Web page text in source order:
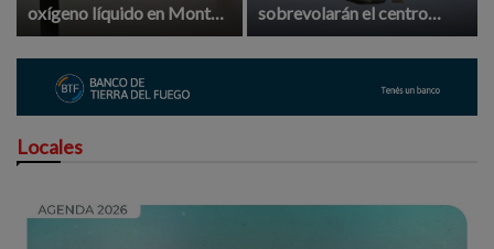
oxígeno líquido en Monte
Castro: evacuación y corte
de tránsito
sobrevolarán el centro
porteño y el lunes
participarán de la
celebración de la Fuerza
Locales